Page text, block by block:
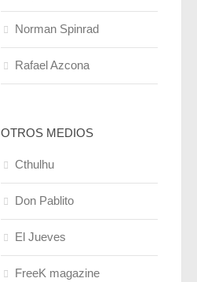
Norman Spinrad
Rafael Azcona
OTROS MEDIOS
Cthulhu
Don Pablito
El Jueves
FreeK magazine